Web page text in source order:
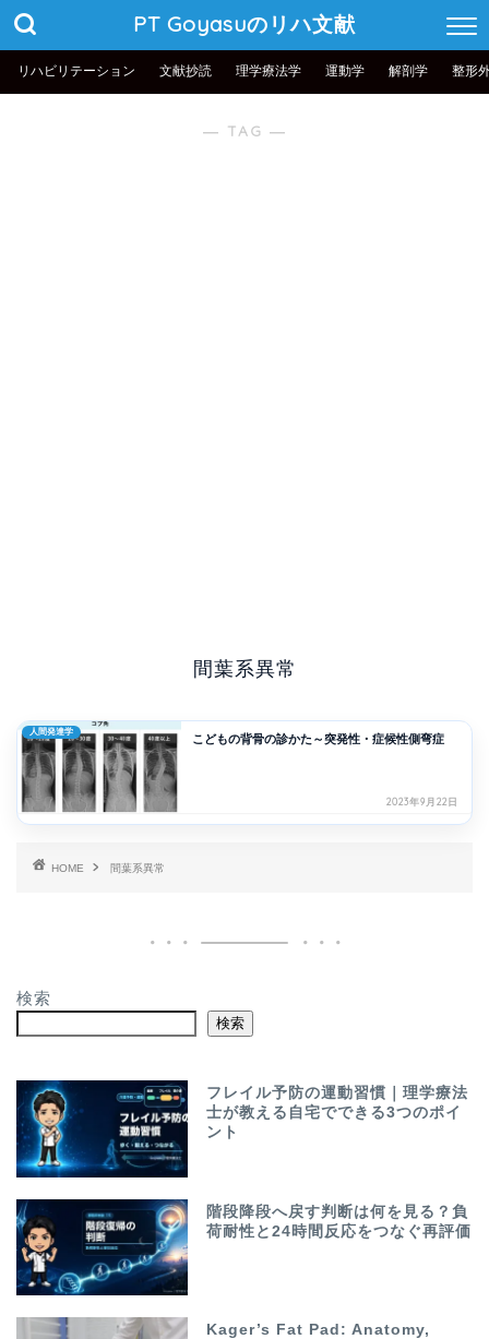
PT Goyasuのリハ文献
リハビリテーション 文献抄読 理学療法学 運動学 解剖学 整形
― TAG ―
間葉系異常
人間発達学
こどもの背骨の診かた～突発性・症候性側弯症
2023年9月22日
HOME 間葉系異常
検索
検索
フレイル予防の運動習慣｜理学療法
士が教える自宅でできる3つのポイ
ント
階段降段へ戻す判断は何を見る？負
荷耐性と24時間反応をつなぐ再評価
Kager’s Fat Pad: Anatomy,